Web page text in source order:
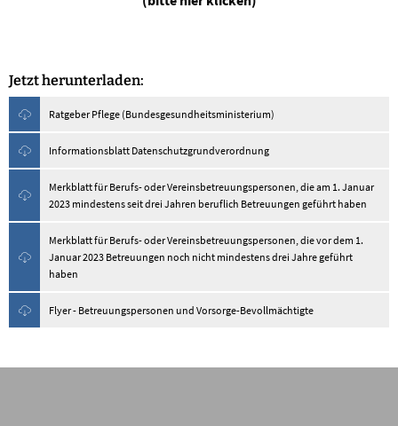
Jetzt herunterladen:
Ratgeber Pflege (Bundesgesundheitsministerium)
Informationsblatt Datenschutzgrundverordnung
Merkblatt für Berufs- oder Vereinsbetreuungspersonen, die am 1. Januar
2023 mindestens seit drei Jahren beruflich Betreuungen geführt haben
Merkblatt für Berufs- oder Vereinsbetreuungspersonen, die vor dem 1.
Januar 2023 Betreuungen noch nicht mindestens drei Jahre geführt
haben
Flyer - Betreuungspersonen und Vorsorge-Bevollmächtigte